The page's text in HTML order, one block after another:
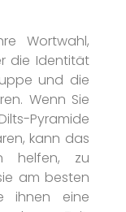
Wortwahl,
die Identität
und die
Wenn Sie
Pyramide
kann das
helfen, zu
am besten
ihnen eine